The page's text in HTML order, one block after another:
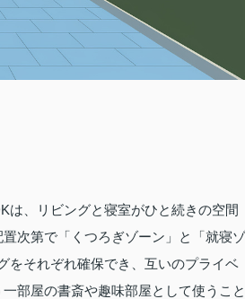
は、リビングと寝室がひと続きの空間
次第で「くつろぎゾーン」と「就寝ゾ
をそれぞれ確保でき、互いのプライベ
部屋の書斎や趣味部屋として使うこと